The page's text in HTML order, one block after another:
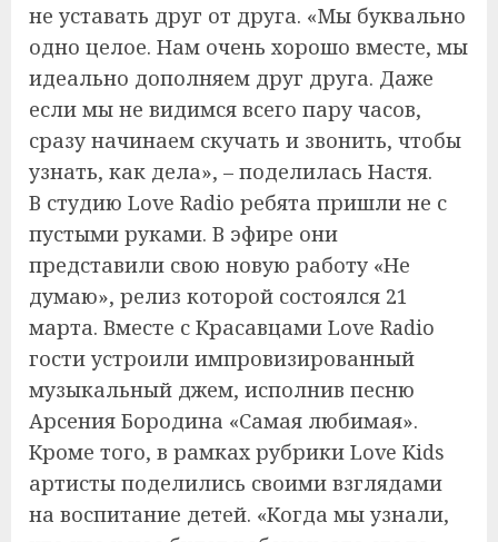
не уставать друг от друга. «Мы буквально
одно целое. Нам очень хорошо вместе, мы
идеально дополняем друг друга. Даже
если мы не видимся всего пару часов,
сразу начинаем скучать и звонить, чтобы
узнать, как дела», – поделилась Настя.
В студию Love Radio ребята пришли не с
пустыми руками. В эфире они
представили свою новую работу «Не
думаю», релиз которой состоялся 21
марта. Вместе с Красавцами Love Radio
гости устроили импровизированный
музыкальный джем, исполнив песню
Арсения Бородина «Самая любимая».
Кроме того, в рамках рубрики Love Kids
артисты поделились своими взглядами
на воспитание детей. «Когда мы узнали,